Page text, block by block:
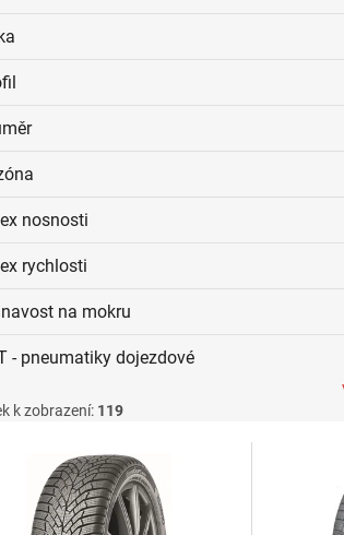
nosnosti
rychlosti
na mokru
- pneumatiky dojezdové
k zobrazení: 119